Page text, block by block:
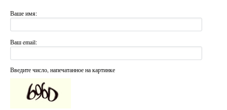
Ваше имя:
Ваш email:
Введите число, напечатанное на картинке